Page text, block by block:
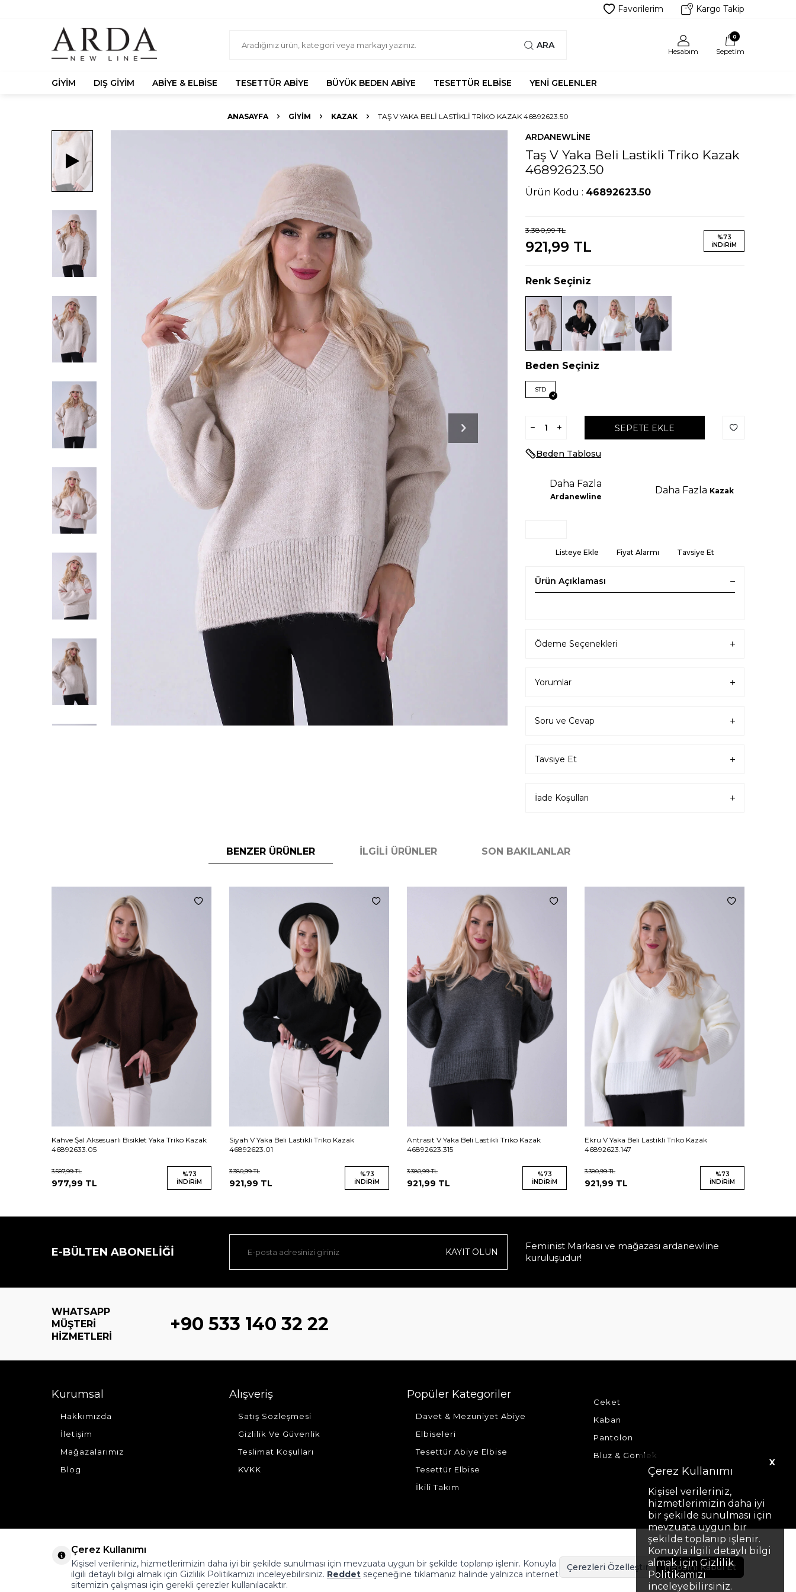
X
Çerez Kullanımı
Kişisel verileriniz,
hizmetlerimizin daha iyi
bir şekilde sunulması için
mevzuata uygun bir
şekilde toplanıp işlenir.
Konuyla ilgili detaylı bilgi
almak için Gizlilik
Politikamızı
inceleyebilirsiniz.
Favorilerim Kargo Takip
ARA
Hesabım
0
Sepetim
GIYIM DIŞ GIYIM ABIYE & ELBISE TESETTÜR ABIYE BÜYÜK BEDEN ABIYE TESETTÜR ELBISE YENI GELENLER
ANASAYFA GIYIM KAZAK TAŞ V YAKA BELI LASTIKLI TRIKO KAZAK 46892623.50
ARDANEWLINE
Taş V Yaka Beli Lastikli Triko Kazak
46892623.50
Ürün Kodu : 46892623.50
3.380,99TL
921,99 TL
%73
İNDIRIM
Renk Seçiniz
Beden Seçiniz
STD
SEPETE EKLE
Beden Tablosu
Daha Fazla
Ardanewline
Daha Fazla Kazak
Listeye Ekle Fiyat Alarmı Tavsiye Et
Ürün Açıklaması
Ödeme Seçenekleri
Yorumlar
Soru ve Cevap
Tavsiye Et
İade Koşulları
BENZER ÜRÜNLER İLGILI ÜRÜNLER SON BAKILANLAR
Kahve Şal Aksesuarlı Bisiklet Yaka Triko Kazak
46892633.05
3.587,99TL
977,99 TL
%73
İNDIRIM
Siyah V Yaka Beli Lastikli Triko Kazak
46892623.01
3.380,99TL
921,99 TL
%73
İNDIRIM
Antrasit V Yaka Beli Lastikli Triko Kazak
46892623.315
3.380,99TL
921,99 TL
%73
İNDIRIM
Ekru V Yaka Beli Lastikli Triko Kazak
46892623.147
3.380,99TL
921,99 TL
%73
İNDIRIM
E-BÜLTEN ABONELIĞI KAYIT OLUN
Feminist Markası ve mağazası ardanewline
kuruluşudur!
WHATSAPP
MÜŞTERI
HIZMETLERI
+90 533 140 32 22
Kurumsal
Hakkımızda
İletişim
Mağazalarımız
Blog
Alışveriş
Satış Sözleşmesi
Gizlilik Ve Güvenlik
Teslimat Koşulları
KVKK
Popüler Kategoriler
Davet & Mezuniyet Abiye
Elbiseleri
Tesettür Abiye Elbise
Tesettür Elbise
İkili Takım
Ceket
Kaban
Pantolon
Bluz & Gömlek
Çerez Kullanımı
Kişisel verileriniz, hizmetlerimizin daha iyi bir şekilde sunulması için mevzuata uygun bir şekilde toplanıp işlenir. Konuyla
ilgili detaylı bilgi almak için Gizlilik Politikamızı inceleyebilirsiniz. Reddet seçeneğine tıklamanız halinde yalnızca internet
sitemizin çalışması için gerekli çerezler kullanılacaktır.
Çerezleri Özelleştir Hepsini Kabul Et